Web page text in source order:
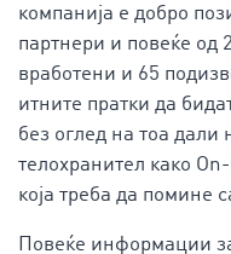
компанија е добро
партнери и повеќе од
вработени и 65
итните пратки да
без оглед на тоа дали
телохранител како
која треба да помине
Повеќе информации